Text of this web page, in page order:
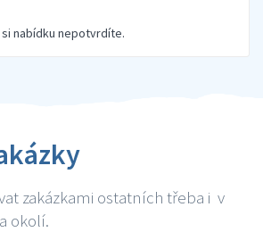
nabídku nepotvrdíte.
zakázkami ostatních třeba i v
okolí.